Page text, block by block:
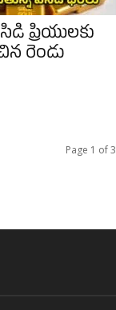
ప్రియులకు
రెండు
Page 1 of 3